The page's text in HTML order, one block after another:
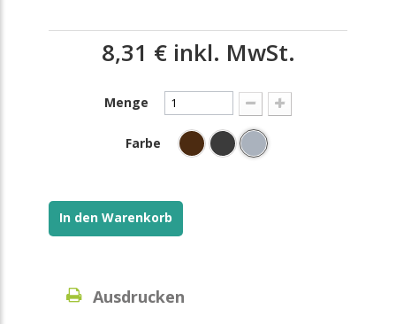
8,31 €inkl. MwSt.
Menge
Farbe
In den Warenkorb
Ausdrucken